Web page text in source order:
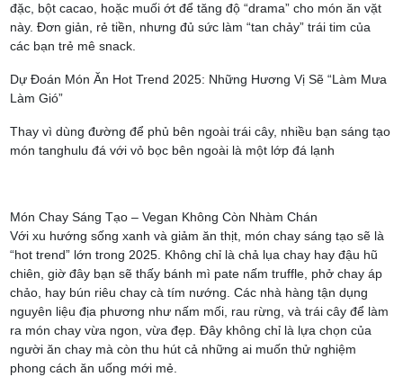
đặc, bột cacao, hoặc muối ớt để tăng độ “drama” cho món ăn vặt
này. Đơn giản, rẻ tiền, nhưng đủ sức làm “tan chảy” trái tim của
các bạn trẻ mê snack.
Dự Đoán Món Ăn Hot Trend 2025: Những Hương Vị Sẽ “Làm Mưa
Làm Gió”
Thay vì dùng đường để phủ bên ngoài trái cây, nhiều bạn sáng tạo
món tanghulu đá với vỏ bọc bên ngoài là một lớp đá lạnh
Món Chay Sáng Tạo – Vegan Không Còn Nhàm Chán
Với xu hướng sống xanh và giảm ăn thịt, món chay sáng tạo sẽ là
“hot trend” lớn trong 2025. Không chỉ là chả lụa chay hay đậu hũ
chiên, giờ đây bạn sẽ thấy bánh mì pate nấm truffle, phở chay áp
chảo, hay bún riêu chay cà tím nướng. Các nhà hàng tận dụng
nguyên liệu địa phương như nấm mối, rau rừng, và trái cây để làm
ra món chay vừa ngon, vừa đẹp. Đây không chỉ là lựa chọn của
người ăn chay mà còn thu hút cả những ai muốn thử nghiệm
phong cách ăn uống mới mẻ.